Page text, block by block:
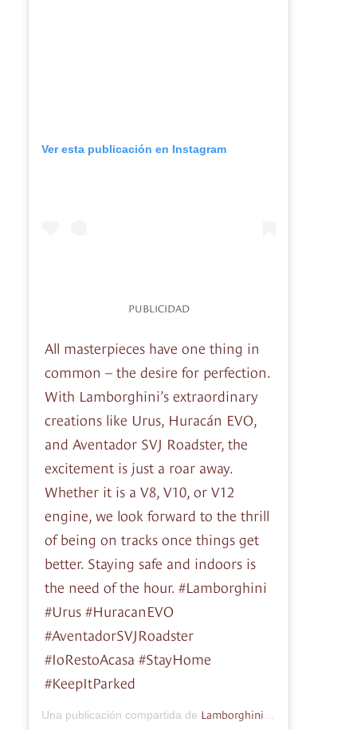
Ver esta publicación en Instagram
PUBLICIDAD
All masterpieces have one thing in
common – the desire for perfection.
With Lamborghini’s extraordinary
creations like Urus, Huracán EVO,
and Aventador SVJ Roadster, the
excitement is just a roar away.
Whether it is a V8, V10, or V12
engine, we look forward to the thrill
of being on tracks once things get
better. Staying safe and indoors is
the need of the hour. #Lamborghini
#Urus #HuracanEVO
#AventadorSVJRoadster
#IoRestoAcasa #StayHome
#KeepItParked
Una publicación compartida de Lamborghini